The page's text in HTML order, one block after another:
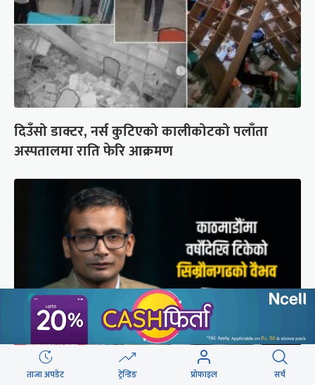
दिउँसो डाक्टर, नर्स कुटिएको कालीकोटको पलाँता
अस्पतालमा राति फेरि आक्रमण
मुगल आक्रमणले तहसनहस सिम्रौनगढको सभ्यता नेपाल
ताजा अपडेट ट्रेन्डिङ प्रोफाइल सर्च